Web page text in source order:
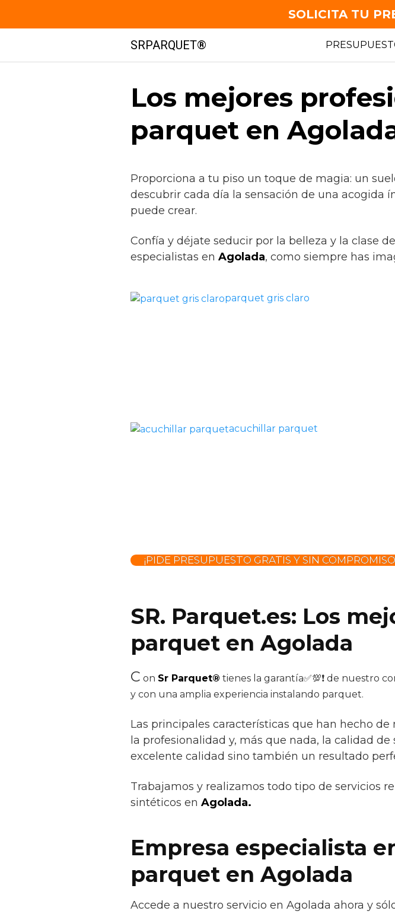
contenido
SRPARQUET®
Los mejores
parquet en
Proporciona a tu piso un toque de magia: un
descubrir cada día la sensación de una
puede crear.
Confía y déjate seducir por la belleza y la clase
especialistas en Agolada, como siempre has
parquet gris claro
acuchillar parquet
¡PIDE PRESUPUESTO GRATIS Y SIN
SR. Parquet.es: Los
parquet en Agolada
C on Sr Parquet® tienes la garantía✅💯❗ de nuestro
y con una amplia experiencia instalando parquet.
Las principales características que han hecho
la profesionalidad y, más que nada, la calidad
excelente calidad sino también un resultado
Trabajamos y realizamos todo tipo de servicios
sintéticos en Agolada.
Empresa especialista
parquet en Agolada
Accede a nuestro servicio en Agolada ahora y
SOLICITA TU